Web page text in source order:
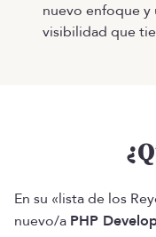
nuevo enfoque y
visibilidad que
En su «lista de los
nuevo/a PHP